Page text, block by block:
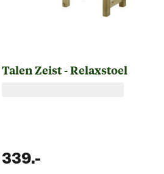
Talen Zeist - Relaxstoel
339.-